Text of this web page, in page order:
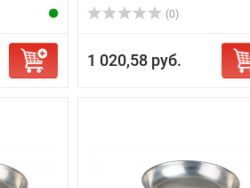
(0)
1 020,58 руб.